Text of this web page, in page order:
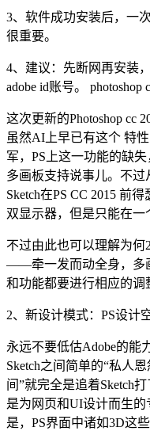
3、软件成功安装后，一
很重要。
4、建议：先断网再安装
adobe id账号。
这次更新的Photoshop cc
虽然AI上早已有这个 特
军，PS上这一功能的缺
多画板支持说事儿。不
Sketch在PS CC 2015 前
双显示器，但是只能在一
不过由此也可以理解为
——牵一发而动全身，多
和功能都要进行相应的调
2、新设计模式：PS设计
永远不要低估Adobe的能
Sketch之间简单的“私人
间”就完全是追着Sketch
是为网页和UI设计而生
是，PS界面中诸如3D这